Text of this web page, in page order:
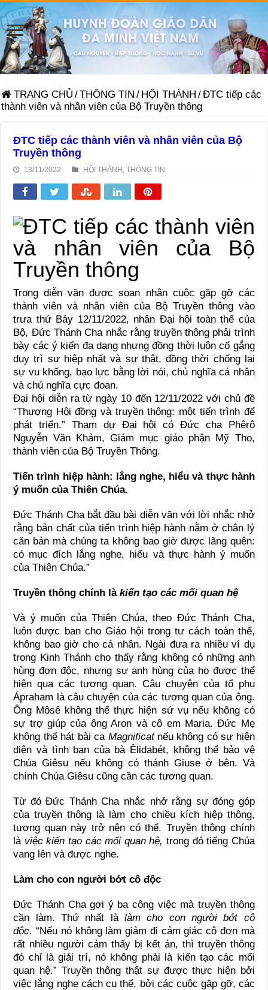
TRANG CHỦ /THÔNG TIN / HỘI THÁNH /ĐTC tiếp các
thành viên và nhân viên của Bộ Truyền thông
ĐTC tiếp các thành viên và nhân viên của Bộ
Truyền thông
13/11/2022 HỘI THÁNH ,THÔNG TIN
Trong diễn văn được soạn nhân cuộc gặp gỡ các
thành viên và nhân viên của Bộ Truyền thông vào
trưa thứ Bảy 12/11/2022, nhân Đại hội toàn thể của
Bộ, Đức Thánh Cha nhắc rằng truyền thông phải trình
bày các ý kiến đa dạng nhưng đồng thời luôn cố gắng
duy trì sự hiệp nhất và sự thật, đồng thời chống lại
sự vu khống, bạo lực bằng lời nói, chủ nghĩa cá nhân
và chủ nghĩa cực đoan.
Đại hội diễn ra từ ngày 10 đến 12/11/2022 với chủ đề
“Thượng Hội đồng và truyền thông: một tiến trình để
phát triển.” Tham dự Đại hội có Đức cha Phêrô
Nguyễn Văn Khảm, Giám mục giáo phận Mỹ Tho,
thành viên của Bộ Truyền Thông.
Tiến trình hiệp hành: lắng nghe, hiểu và thực hành
ý muốn của Thiên Chúa.
Đức Thánh Cha bắt đầu bài diễn văn với lời nhắc nhở
rằng bản chất của tiến trình hiệp hành nằm ở chân lý
căn bản mà chúng ta không bao giờ được lãng quên:
có mục đích lắng nghe, hiểu và thực hành ý muốn
của Thiên Chúa.”
Truyền thông chính làkiến tạo các mối quan hệ
Và ý muốn của Thiên Chúa, theo Đức Thánh Cha,
luôn được ban cho Giáo hội trong tư cách toàn thể,
không bao giờ cho cá nhân. Ngài đưa ra nhiều ví dụ
trong Kinh Thánh cho thấy rằng không có những anh
hùng đơn độc, nhưng sự anh hùng của họ được thể
hiện qua các tương quan. Câu chuyện của tổ phụ
Ápraham là câu chuyện của các tương quan của ông.
Ông Môsê không thể thực hiện sứ vụ nếu không có
sự trợ giúp của ông Aron và cô em Maria. Đức Mẹ
không thể hát bài ca Magnificatnếu không có sự hiện
diện và tình bạn của bà Êlidabét, không thể bảo vệ
Chúa Giêsu nếu không có thánh Giuse ở bên. Và
chính Chúa Giêsu cũng cần các tương quan.
Từ đó Đức Thánh Cha nhắc nhở rằng sự đóng góp
của truyền thông là làm cho chiều kích hiệp thông,
tương quan này trở nên có thể. Truyền thông chính
là việc kiến tạo các mối quan hệ, trong đó tiếng Chúa
vang lên và được nghe.
Làm cho con người bớt cô độc
Đức Thánh Cha gợi ý ba công việc mà truyền thông
cần làm. Thứ nhất là làm cho con người bớt cô
độc.“Nếu nó không làm giảm đi cảm giác cô đơn mà
rất nhiều người cảm thấy bị kết án, thì truyền thông
đó chỉ là giải trí, nó không phải là kiến tạo các mối
quan hệ.” Truyền thông thật sự được thực hiện bởi
việc lắng nghe cách cụ thể, bởi các cuộc gặp gỡ, các